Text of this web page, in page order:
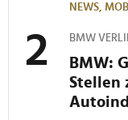
NEWS,
BMW
BMW:
Stellen